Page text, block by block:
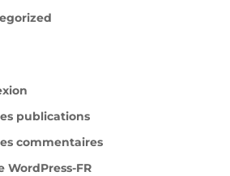
publications
commentaires
WordPress-FR